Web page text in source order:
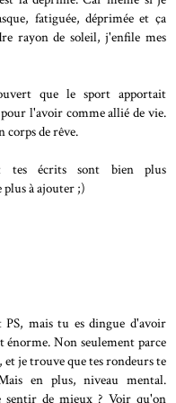
fatiguée, déprimée et ça
rayon de soleil, j'enfile mes
que le sport apportait
l'avoir comme allié de vie.
corps de rêve.
tes écrits sont bien plus
plus à ajouter ;)
mais tu es dingue d'avoir
énorme. Non seulement parce
je trouve que tes rondeurs te
en plus, niveau mental.
sentir de mieux ? Voir qu'on